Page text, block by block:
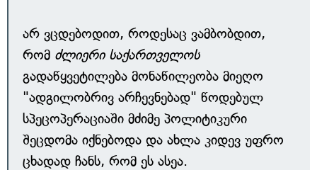
არ ვცდებოდით, როდესაც ვამბობდით,
რომ ძლიერი საქართველოს
გადაწყვეტილება მონაწილეობა მიეღო
"ადგილობრივ არჩევნებად" წოდებულ
სპეცოპერაციაში მძიმე პოლიტიკური
შეცდომა იქნებოდა და ახლა კიდევ უფრო
ცხადად ჩანს, რომ ეს ასეა.